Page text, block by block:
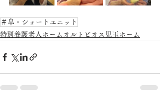
＃皐・ショートユニット
特別養護老人ホームオルトビオス児玉ホーム